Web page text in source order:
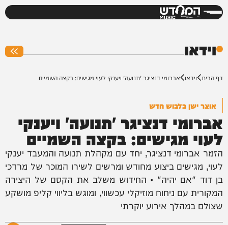
המחדש
וידאו
דף הבית וידאו אברומי דנציגר 'תנועה' ויענקי לעוי מגישים: בקצה השמיים
אוצר ישן בלבוש חדש
אברומי דנציגר 'תנועה' ויענקי
לעוי מגישים: בקצה השמיים
הזמר אברומי דנציגר, יחד עם מקהלת תנועה והמעבד יענקי
לעוי, מגישים ביצוע מחודש ומרשים לשירו המוכר של מרדכי
בן דוד "אם יהיה" • החידוש משלב את הקסם של היצירה
המקורית עם ניחוח מוזיקלי עכשווי, ומוגש בליווי קליפ מושקע
שצולם במהלך אירוע יוקרתי